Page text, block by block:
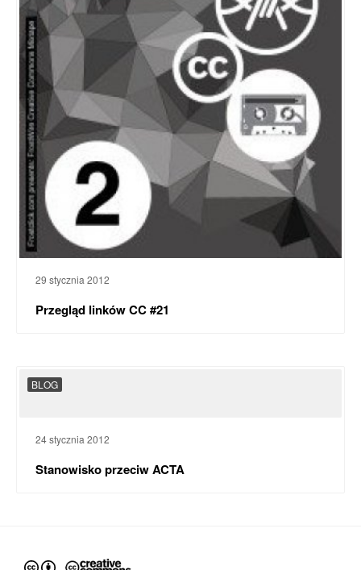
29 stycznia 2012
Przegląd linków CC #21
BLOG
24 stycznia 2012
Stanowisko przeciw ACTA